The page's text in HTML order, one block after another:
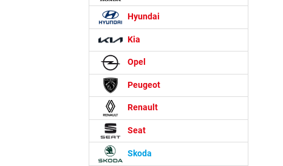
Hyundai
Kia
Opel
Peugeot
Renault
Seat
Skoda